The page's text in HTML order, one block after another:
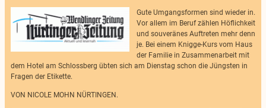
Gute Umgangsformen sind wieder in.
Vor allem im Beruf zählen Höflichkeit
und souveränes Auftreten mehr denn
je. Bei einem Knigge-Kurs vom Haus
der Familie in Zusammenarbeit mit
dem Hotel am Schlossberg übten sich am Dienstag schon die Jüngsten in
Fragen der Etikette.
VON NICOLE MOHN NÜRTINGEN.